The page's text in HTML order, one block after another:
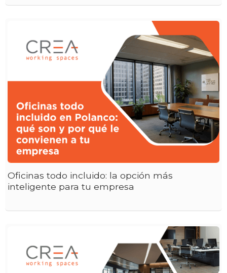
Oficinas todo incluido: la opción más
inteligente para tu empresa